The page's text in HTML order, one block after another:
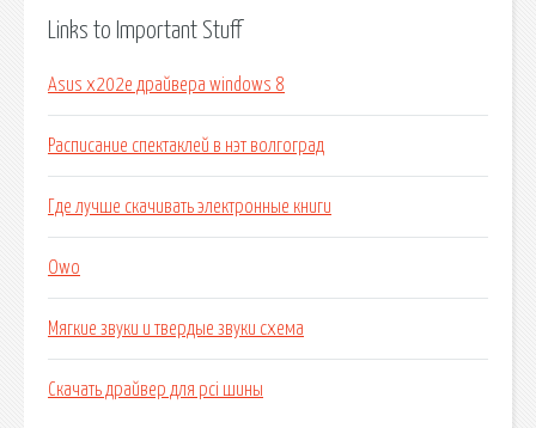
Links to Important Stuff
Asus x202e драйвера windows 8
Расписание спектаклей в нэт волгоград
Где лучше скачивать электронные книги
Owo
Мягкие звуки и твердые звуки схема
Скачать драйвер для pci шины